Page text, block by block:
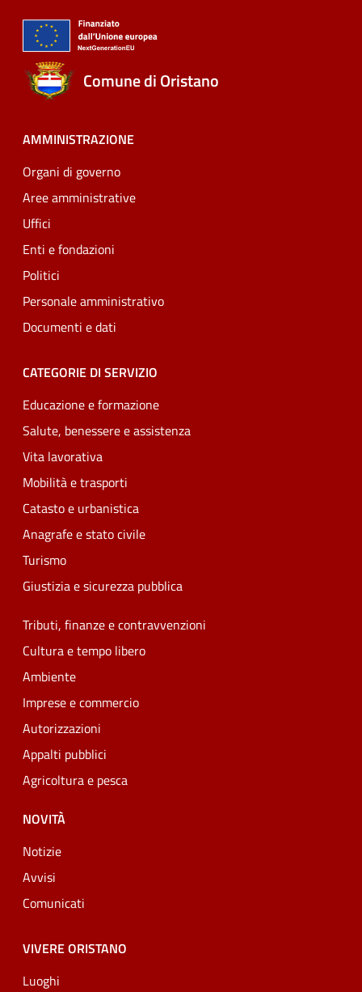
Comune di Oristano
AMMINISTRAZIONE
Organi di governo
Aree amministrative
Uffici
Enti e fondazioni
Politici
Personale amministrativo
Documenti e dati
CATEGORIE DI SERVIZIO
Educazione e formazione
Salute, benessere e assistenza
Vita lavorativa
Mobilità e trasporti
Catasto e urbanistica
Anagrafe e stato civile
Turismo
Giustizia e sicurezza pubblica
Tributi, finanze e contravvenzioni
Cultura e tempo libero
Ambiente
Imprese e commercio
Autorizzazioni
Appalti pubblici
Agricoltura e pesca
NOVITÀ
Notizie
Avvisi
Comunicati
VIVERE ORISTANO
Luoghi